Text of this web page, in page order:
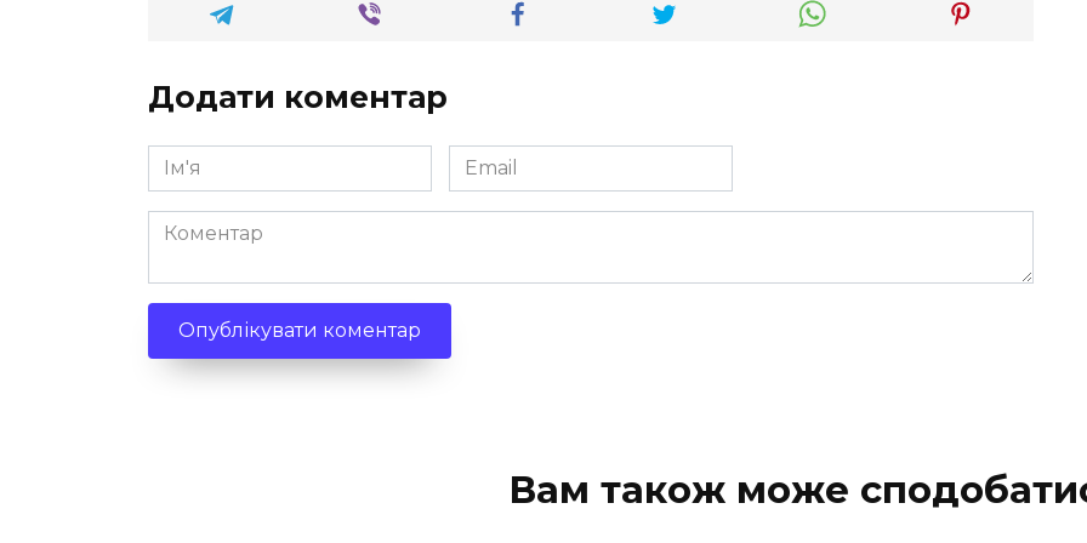
Додати коментар
Ім'я
*
Email
*
Коментар
Вам також може